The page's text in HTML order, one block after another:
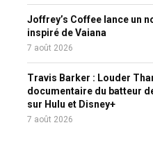
Joffrey’s Coffee lance un
inspiré de Vaiana
7 août 2026
Travis Barker : Louder
documentaire du batteur
sur Hulu et Disney+
7 août 2026